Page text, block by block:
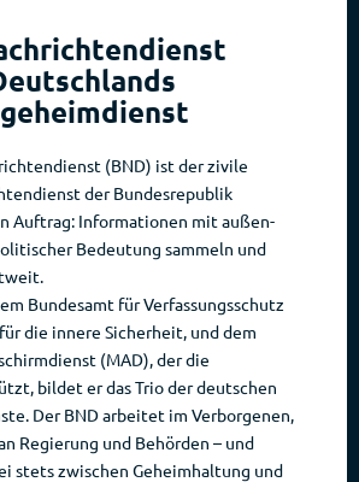
(BND) ist der zivile
der Bundesrepublik
Auftrag: Informationen mit außen-
Bedeutung sammeln und
Bundesamt für Verfassungsschutz
die innere Sicherheit, und dem
(MAD), der die
bildet er das Trio der deutschen
Der BND arbeitet im Verborgenen,
Regierung und Behörden – und
stets zwischen Geheimhaltung und